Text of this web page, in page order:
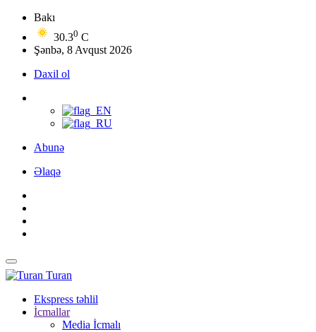
Bakı
30.30 C
Şənbə, 8 Avqust 2026
Daxil ol
Abunə
Əlaqə
Turan
Ekspress təhlil
İcmallar
Media İcmalı